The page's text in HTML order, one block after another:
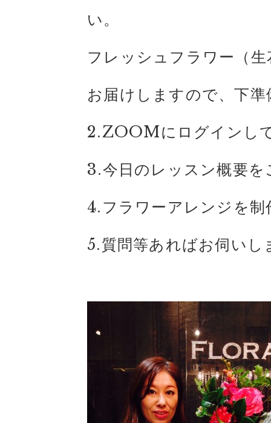
い。
フレッシュフラワー（
お届けしますので、下
2.ZOOMにログインし
3.今日のレッスン概要を
4.フラワーアレンジを制
5.質問等あればお伺いし